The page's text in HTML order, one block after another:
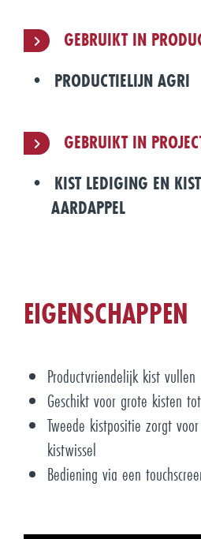
GEBRUIKT IN
PRODUCTIELIJN AGRI
GEBRUIKT IN
KIST LEDIGING EN
AARDAPPEL
EIGENSCHAPPEN
Productvriendelijk kist vullen
Geschikt voor grote kisten
Tweede kistpositie zorgt
kistwissel
Bediening via een